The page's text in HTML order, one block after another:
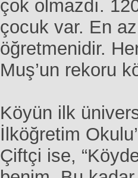
çok olmazdı.
çocuk var. En
öğretmenidir.
Muş’un rekoru
Köyün ilk
İlköğretim
Çiftçi ise,